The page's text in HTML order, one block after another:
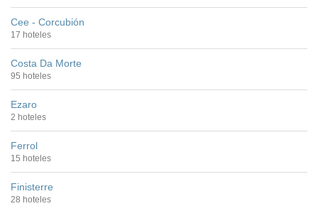
Cee - Corcubión
17 hoteles
Costa Da Morte
95 hoteles
Ezaro
2 hoteles
Ferrol
15 hoteles
Finisterre
28 hoteles